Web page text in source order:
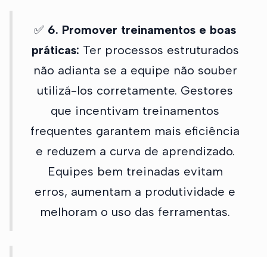
✅ 6. Promover treinamentos e boas
práticas: Ter processos estruturados
não adianta se a equipe não souber
utilizá-los corretamente. Gestores
que incentivam treinamentos
frequentes garantem mais eficiência
e reduzem a curva de aprendizado.
Equipes bem treinadas evitam
erros, aumentam a produtividade e
melhoram o uso das ferramentas.